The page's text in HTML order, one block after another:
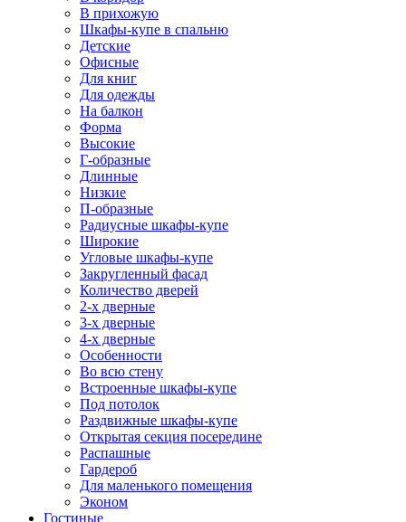
В прихожую
Шкафы-купе в спальню
Детские
Офисные
Для книг
Для одежды
На балкон
Форма
Высокие
Г-образные
Длинные
Низкие
П-образные
Радиусные шкафы-купе
Широкие
Угловые шкафы-купе
Закругленный фасад
Количество дверей
2-х дверные
3-х дверные
4-х дверные
Особенности
Во всю стену
Встроенные шкафы-купе
Под потолок
Раздвижные шкафы-купе
Открытая секция посередине
Распашные
Гардероб
Для маленького помещения
Эконом
Гостиные